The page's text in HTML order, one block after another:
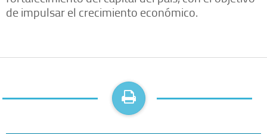
de impulsar el crecimiento económico.